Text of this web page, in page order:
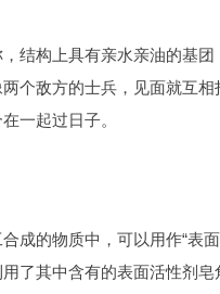
结构上具有亲水亲油的基
个敌方的士兵，见面就互
一起过日子。
成的物质中，可以用作“表
了其中含有的表面活性剂